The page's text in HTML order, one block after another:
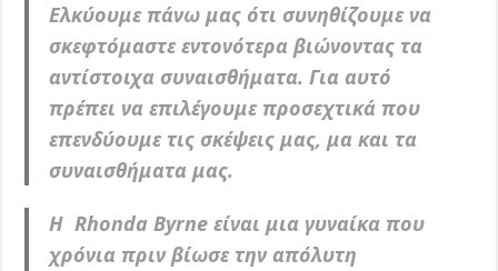
Ελκύουμε πάνω μας ότι συνηθίζουμε να
σκεφτόμαστε εντονότερα βιώνοντας τα
αντίστοιχα συναισθήματα. Για αυτό
πρέπει να επιλέγουμε προσεχτικά που
επενδύουμε τις σκέψεις μας, μα και τα
συναισθήματα μας.
Η Rhonda Byrne είναι μια γυναίκα που
χρόνια πριν βίωσε την απόλυτη